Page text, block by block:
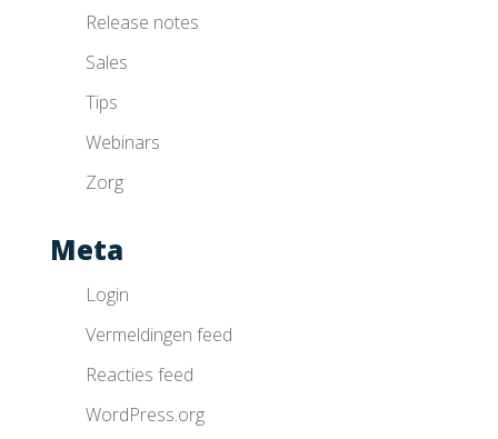
Release notes
Sales
Tips
Webinars
Zorg
Meta
Login
Vermeldingen feed
Reacties feed
WordPress.org